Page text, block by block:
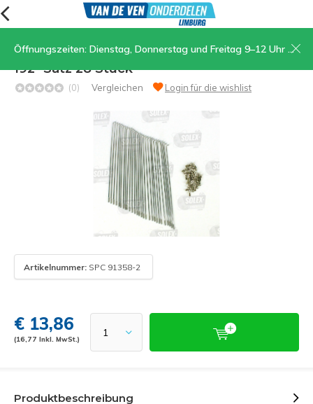
Öffnungszeiten: Dienstag, Donnerstag und Freitag 9–12 Uhr und 13.30–17 Uhr, Samstag 9–12 Uhr
06. Speichen mit Nippeln 19" - 13 Gänge
192- Satz 28 Stück
(0) Vergleichen Login für die wishlist
Artikelnummer: SPC 91358-2
€ 13,86
(16,77 Inkl. MwSt.)
Produktbeschreibung